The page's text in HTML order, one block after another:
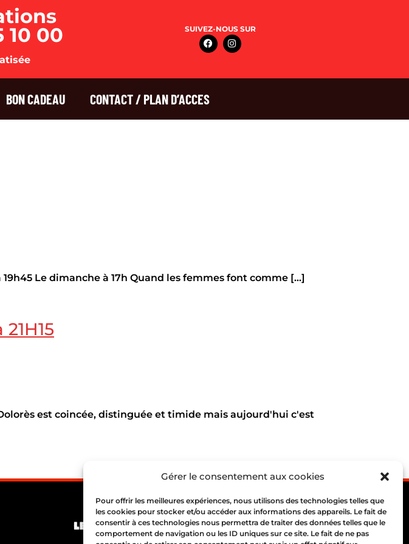
Gérer le consentement aux cookies
Pour offrir les meilleures expériences, nous utilisons des technologies telles que
les cookies pour stocker et/ou accéder aux informations des appareils. Le fait de
consentir à ces technologies nous permettra de traiter des données telles que le
comportement de navigation ou les ID uniques sur ce site. Le fait de ne pas
10 00 SUIVEZ-NOUS SUR
BON CADEAU CONTACT / PLAN D’ACCES
Le dimanche à 17h Quand les femmes font comme [...]
est coincée, distinguée et timide mais aujourd'hui c'est